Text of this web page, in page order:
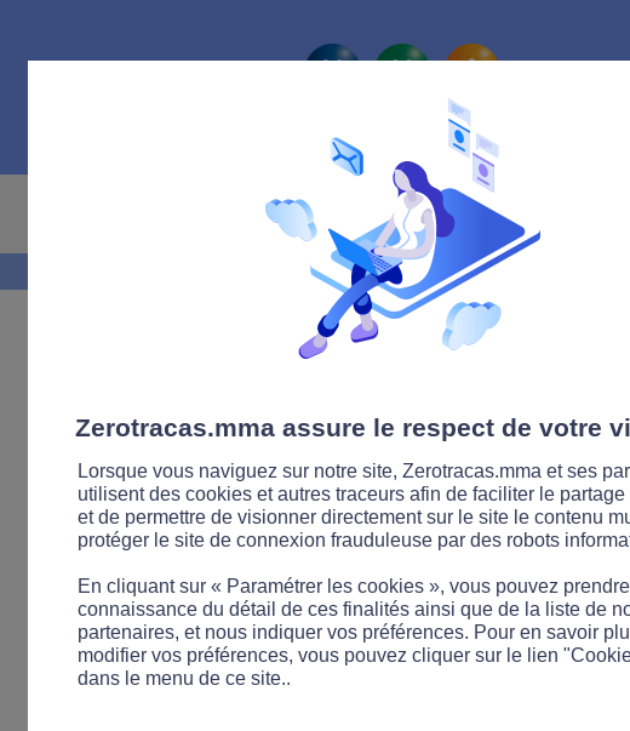
La route Zérotracas
Zerotracas.mma assure le respect de votre
Lorsque vous naviguez sur notre site, Zerotracas.mma et ses
utilisent des cookies et autres traceurs afin de faciliter le partage
et de permettre de visionner directement sur le site le contenu
protéger le site de connexion frauduleuse par des robots
En cliquant sur « Paramétrer les cookies », vous pouvez prendre
connaissance du détail de ces finalités ainsi que de la liste de
partenaires, et nous indiquer vos préférences. Pour en savoir
modifier vos préférences, vous pouvez cliquer sur le lien
dans le menu de ce site..